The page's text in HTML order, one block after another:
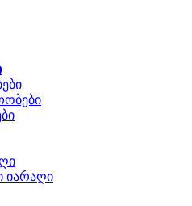
იარაღი